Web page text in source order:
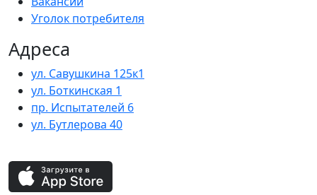
Уголок потребителя
Адреса
ул. Савушкина 125к1
ул. Боткинская 1
пр. Испытателей 6
ул. Бутлерова 40